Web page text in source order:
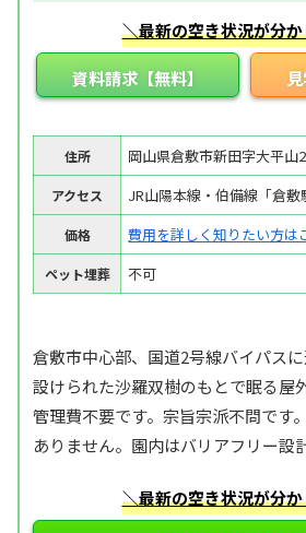
＼最新の空き状況が分
資料請求【無料】
住所 岡山県倉敷市新田字大平山
アクセス JR山陽本線・伯備線「倉
価格 費用を詳しく知りたい方は
ペット埋葬 不可
倉敷市中心部、国道2号線バイパス
設けられた沙羅双樹のもとで眠る屋
管理費不要です。宗旨宗派不問です
ありません。園内はバリアフリー設
＼最新の空き状況が分